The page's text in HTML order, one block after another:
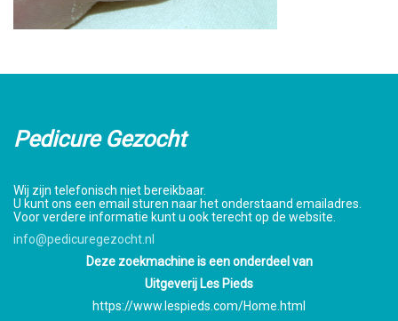
Pedicure Gezocht
Wij zijn telefonisch niet bereikbaar.
U kunt ons een email sturen naar het onderstaand emailadres.
Voor verdere informatie kunt u ook terecht op de website.
info@pedicuregezocht.nl
Deze zoekmachine is een onderdeel van
Uitgeverij Les Pieds
https://www.lespieds.com/Home.html